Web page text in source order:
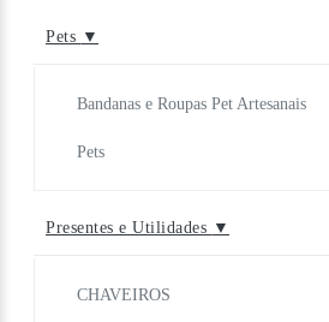
Pets ▼
Bandanas e Roupas Pet Artesanais
Pets
Presentes e Utilidades ▼
CHAVEIROS